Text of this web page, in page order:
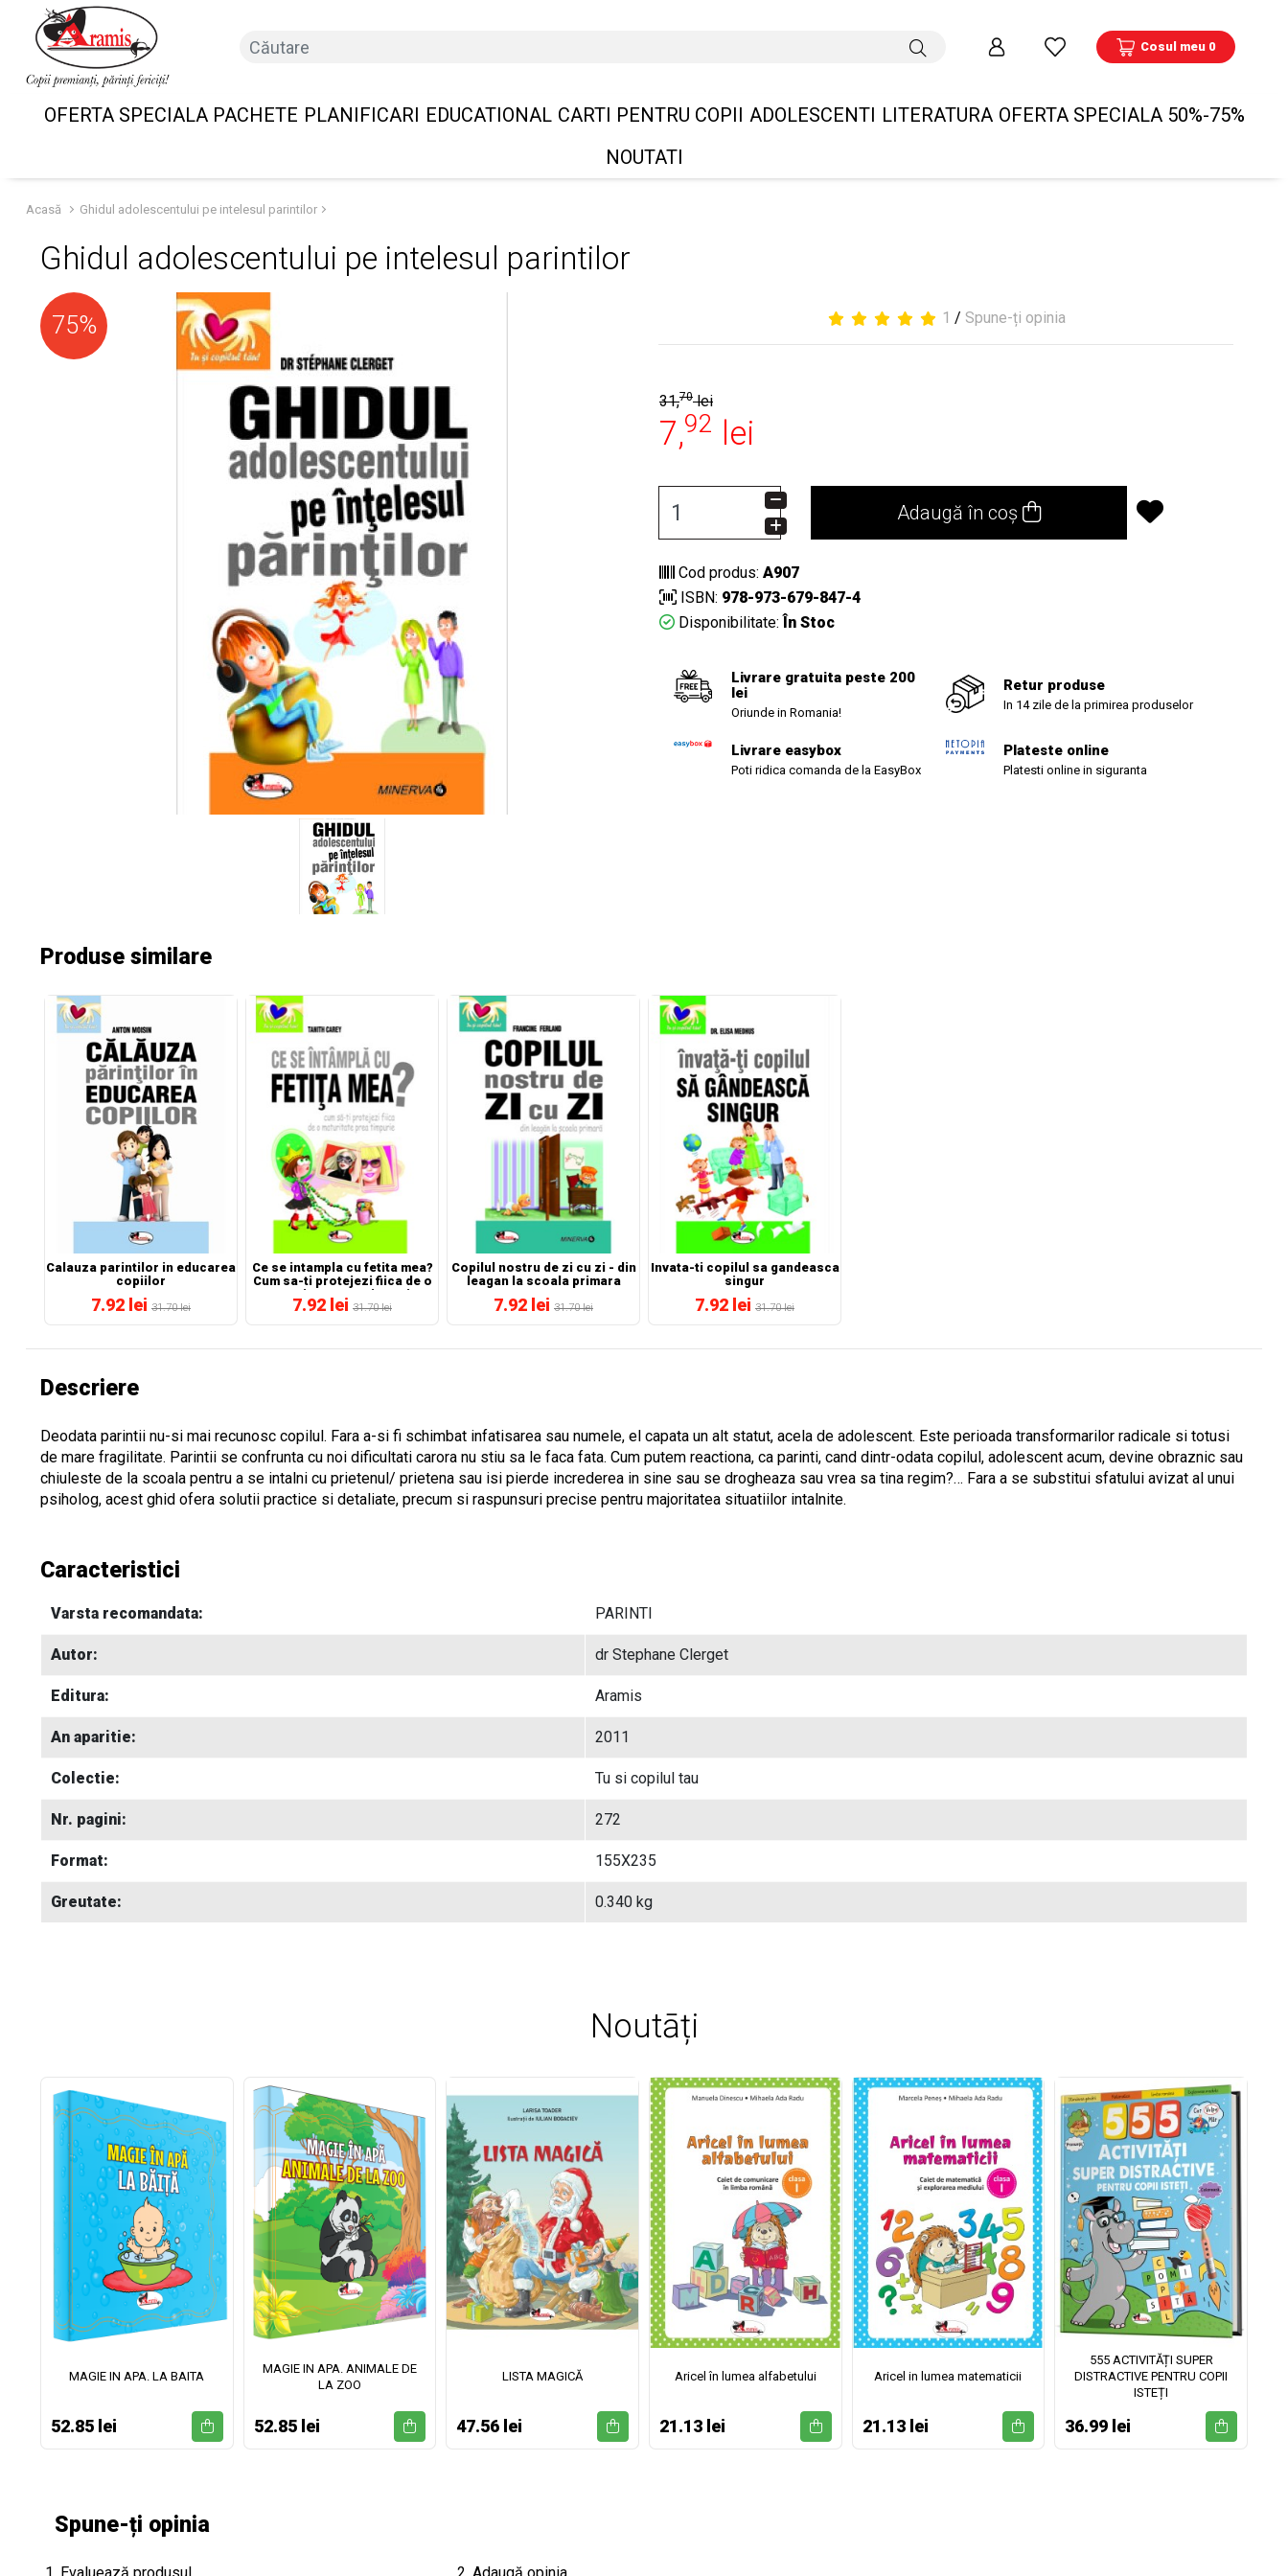
Cosul meu 0
OFERTA SPECIALA PACHETE PLANIFICARI EDUCATIONAL CARTI PENTRU COPII ADOLESCENTI LITERATURA OFERTA SPECIALA 50%-75%
NOUTATI
Acasă Ghidul adolescentului pe intelesul parintilor
Ghidul adolescentului pe intelesul parintilor
75% 1 / Spune-ți opinia
31,70lei
7,92 lei
Adaugă în coș
Cod produs: A907
ISBN: 978-973-679-847-4
Disponibilitate: În Stoc
Livrare gratuita peste 200
lei
Oriunde in Romania!
Retur produse
In 14 zile de la primirea produselor
Livrare easybox
Poti ridica comanda de la EasyBox
Plateste online
Platesti online in siguranta
Produse similare
Calauza parintilor in educarea
copiilor
7.92 lei 31.70 lei
Ce se intampla cu fetita mea?
Cum sa-ti protejezi fiica de o
maturitate prea timpurie
7.92 lei 31.70 lei
Copilul nostru de zi cu zi - din
leagan la scoala primara
7.92 lei 31.70 lei
Invata-ti copilul sa gandeasca
singur
7.92 lei 31.70 lei
Descriere
Deodata parintii nu-si mai recunosc copilul. Fara a-si fi schimbat infatisarea sau numele, el capata un alt statut, acela de adolescent. Este perioada transformarilor radicale si totusi
de mare fragilitate. Parintii se confrunta cu noi dificultati carora nu stiu sa le faca fata. Cum putem reactiona, ca parinti, cand dintr-odata copilul, adolescent acum, devine obraznic sau
chiuleste de la scoala pentru a se intalni cu prietenul/ prietena sau isi pierde increderea in sine sau se drogheaza sau vrea sa tina regim?… Fara a se substitui sfatului avizat al unui
psiholog, acest ghid ofera solutii practice si detaliate, precum si raspunsuri precise pentru majoritatea situatiilor intalnite.
Caracteristici
Varsta recomandata: PARINTI
Autor: dr Stephane Clerget
Editura: Aramis
An aparitie: 2011
Colectie: Tu si copilul tau
Nr. pagini: 272
Format: 155X235
Greutate: 0.340 kg
Noutāți
MAGIE IN APA. LA BAITA
52.85 lei
MAGIE IN APA. ANIMALE DE
LA ZOO
52.85 lei
LISTA MAGICĂ
47.56 lei
Aricel în lumea alfabetului
21.13 lei
Aricel in lumea matematicii
21.13 lei
555 ACTIVITĂȚI SUPER
DISTRACTIVE PENTRU COPII
ISTEȚI
36.99 lei
Spune-ți opinia